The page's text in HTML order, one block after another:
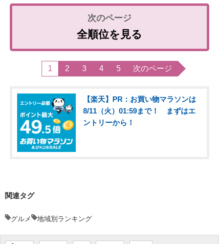
全順位を見る
1 2 3 4 5 次のページ
【楽天】PR：お買い物マラソンは
8/11（火）01:59まで！ まずはエ
ントリーから！
関連タグ
グルメ 地域別ランキング